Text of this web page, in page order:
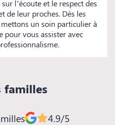
l’écoute et le respect des
de leur proches. Dès les
un soin particulier à
pour vous assister avec
familles
4.9/5